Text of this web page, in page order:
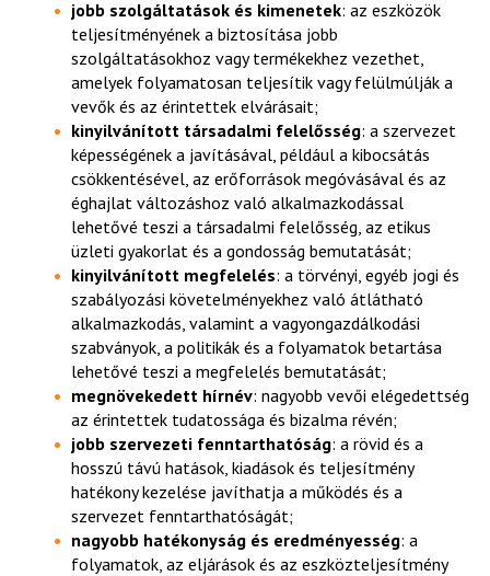
jobb szolgáltatások és kimenetek: az eszközök
teljesítményének a biztosítása jobb
szolgáltatásokhoz vagy termékekhez vezethet,
amelyek folyamatosan teljesítik vagy felülmúlják a
vevők és az érintettek elvárásait;
kinyilvánított társadalmi felelősség: a szervezet
képességének a javításával, például a kibocsátás
csökkentésével, az erőforrások megóvásával és az
éghajlat változáshoz való alkalmazkodással
lehetővé teszi a társadalmi felelősség, az etikus
üzleti gyakorlat és a gondosság bemutatását;
kinyilvánított megfelelés: a törvényi, egyéb jogi és
szabályozási követelményekhez való átlátható
alkalmazkodás, valamint a vagyongazdálkodási
szabványok, a politikák és a folyamatok betartása
lehetővé teszi a megfelelés bemutatását;
megnövekedett hírnév: nagyobb vevői elégedettség
az érintettek tudatossága és bizalma révén;
jobb szervezeti fenntarthatóság: a rövid és a
hosszú távú hatások, kiadások és teljesítmény
hatékony kezelése javíthatja a működés és a
szervezet fenntarthatóságát;
nagyobb hatékonyság és eredményesség: a
folyamatok, az eljárások és az eszközteljesítmény